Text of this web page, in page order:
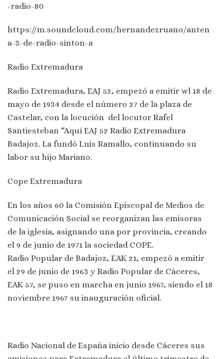
-radio-80
https://m.soundcloud.com/hernandezruano/anten
a-3-de-radio-sinton-a
Radio Extremadura
Radio Extremadura, EAJ 52, empezó a emitir wl 18 de
mayo de 1934 desde el número 27 de la plaza de
Castelar, con la locución del locutor Rafel
Santiesteban “Aquí EAJ 52 Radio Extremadura
Badajoz. La fundó Luis Ramallo, continuando su
labor su hijo Mariano.
Cope Extremadura
En los años 60 la Comisión Episcopal de Medios de
Comunicación Social se reorganizan las emisoras
de la iglesia, asignando una por provincia, creando
el 9 de junio de 1971 la sociedad COPE.
Radio Popular de Badajoz, EAK 21, empezó a emitir
el 29 de junio de 1963 y Radio Popular de Cáceres,
EAK 57, se puso en marcha en junio 1967, siendo el 18
noviembre 1967 su inauguración oficial.
Radio Nacional de España inicio desde Cáceres sus